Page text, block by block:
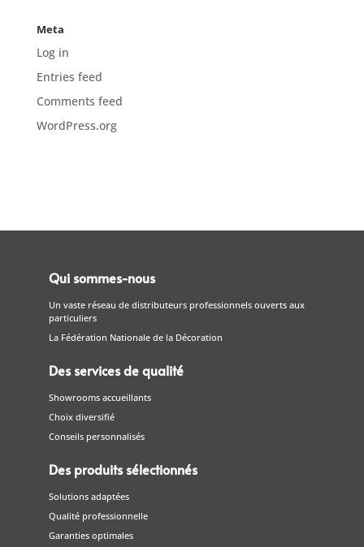
Meta
Log in
Entries feed
Comments feed
WordPress.org
Qui sommes-nous
Un vaste réseau de distributeurs professionnels ouverts aux
particuliers
La Fédération Nationale de la Décoration
Des services de qualité
Showrooms accueillants
Choix diversifié
Conseils personnalisés
Des produits sélectionnés
Solutions adaptées
Qualité professionnelle
Garanties optimales